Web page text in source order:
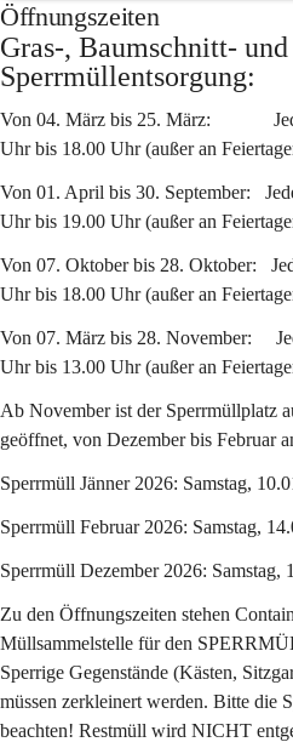
Öffnungszeiten
Gras-, Baumschnitt- und
Sperrmüllentsorgung:
Von 04. März bis 25. März:
Uhr bis 18.00 Uhr (außer an
Von 01. April bis 30. September:
Uhr bis 19.00 Uhr (außer an
Von 07. Oktober bis 28. Oktober:
Uhr bis 18.00 Uhr (außer an
Von 07. März bis 28. November:
Uhr bis 13.00 Uhr (außer an
Ab November ist der Sperrmüllplatz
geöffnet, von Dezember bis Februar
Sperrmüll Jänner 2026: Samstag,
Sperrmüll Februar 2026: Samstag,
Sperrmüll Dezember 2026: Samstag,
Zu den Öffnungszeiten stehen
Müllsammelstelle für den
Sperrige Gegenstände (Kästen,
müssen zerkleinert werden. Bitte die
beachten! Restmüll wird NICHT